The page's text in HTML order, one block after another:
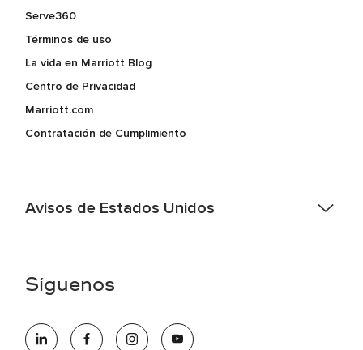
Serve360
Términos de uso
La vida en Marriott Blog
Centro de Privacidad
Marriott.com
Contratación de Cumplimiento
Avisos de Estados Unidos
electrónico hqaffirmativeaction@marriott.com
oportunidades que se compromete a contratar una fuerza
Síguenos